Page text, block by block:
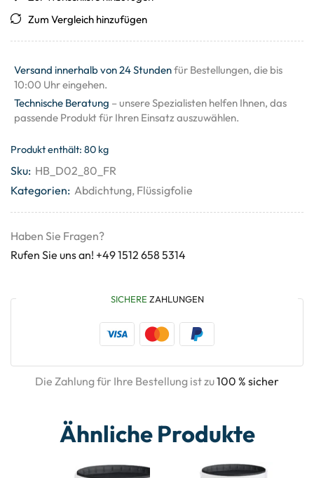
Zum Vergleich hinzufügen
Versand innerhalb von 24 Stundenfür Bestellungen, die bis
10:00 Uhr eingehen.
Technische Beratung – unsere Spezialisten helfen Ihnen, das
passende Produkt für Ihren Einsatz auszuwählen.
Produkt enthält: 80 kg
Sku: HB_D02_80_FR
Kategorien: Abdichtung, Flüssigfolie
Haben Sie Fragen?
Rufen Sie uns an! +49 1512 658 5314
SICHERE ZAHLUNGEN
Die Zahlung für Ihre Bestellung ist zu100 % sicher
Ähnliche Produkte